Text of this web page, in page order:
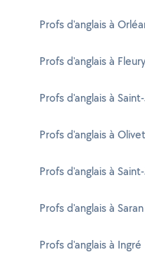
Profs d'anglais à
Profs d'anglais à
Profs d'anglais à
Profs d'anglais à Olivet
Profs d'anglais à
Profs d'anglais à Saran
Profs d'anglais à Ingré